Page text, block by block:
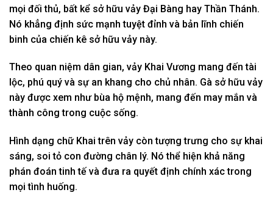
mọi đối thủ, bất kể sở hữu vảy Đại Bàng hay Thần Thánh.
Nó khẳng định sức mạnh tuyệt đỉnh và bản lĩnh chiến
binh của chiến kê sở hữu vảy này.
Theo quan niệm dân gian, vảy Khai Vương mang đến tài
lộc, phú quý và sự an khang cho chủ nhân. Gà sở hữu vảy
này được xem như bùa hộ mệnh, mang đến may mắn và
thành công trong cuộc sống.
Hình dạng chữ Khai trên vảy còn tượng trưng cho sự khai
sáng, soi tỏ con đường chân lý. Nó thể hiện khả năng
phán đoán tinh tế và đưa ra quyết định chính xác trong
mọi tình huống.